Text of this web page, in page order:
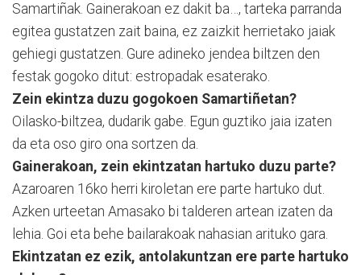
Samartiñak. Gainerakoan ez dakit ba…, tarteka parranda
egitea gustatzen zait baina, ez zaizkit herrietako jaiak
gehiegi gustatzen. Gure adineko jendea biltzen den
festak gogoko ditut: estropadak esaterako.
Zein ekintza duzu gogokoen Samartiñetan?
Oilasko-biltzea, dudarik gabe. Egun guztiko jaia izaten
da eta oso giro ona sortzen da.
Gainerakoan, zein ekintzatan hartuko duzu parte?
Azaroaren 16ko herri kiroletan ere parte hartuko dut.
Azken urteetan Amasako bi talderen artean izaten da
lehia. Goi eta behe bailarakoak nahasian arituko gara.
Ekintzatan ez ezik, antolakuntzan ere parte hartuko